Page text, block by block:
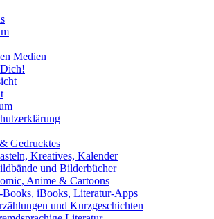
Medien
Gedrucktes
Kreatives, Kalender
und Bilderbücher
Anime & Cartoons
Books, iBooks, Literatur-Apps
und Kurzgeschichten